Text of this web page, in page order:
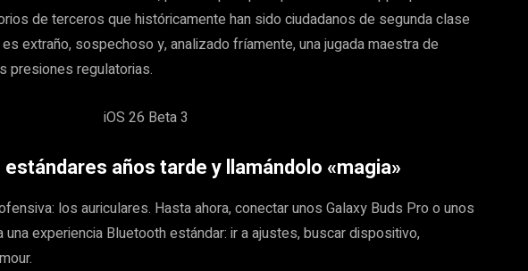
de terceros que históricamente han sido ciudadanos de segunda clase
extraño, sospechoso y, analizado fríamente, una jugada maestra de
presiones regulatorias.
años tarde y llamándolo «magia»
los auriculares. Hasta ahora, conectar unos Galaxy Buds Pro o unos
una experiencia Bluetooth estándar: ir a ajustes, buscar dispositivo,